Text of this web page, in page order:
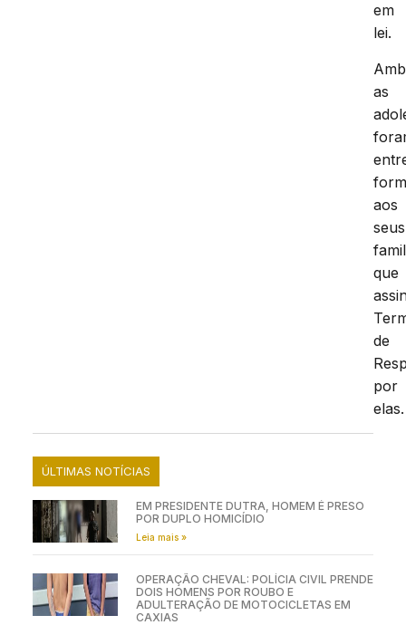
em
lei.
as
aos
seus
que
de
por
elas.
ÚLTIMAS NOTÍCIAS
EM PRESIDENTE DUTRA, HOMEM É PRESO
POR DUPLO HOMICÍDIO
Leia mais »
OPERAÇÃO CHEVAL: POLÍCIA CIVIL PRENDE
DOIS HOMENS POR ROUBO E
ADULTERAÇÃO DE MOTOCICLETAS EM
CAXIAS